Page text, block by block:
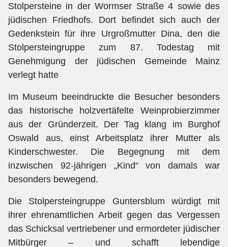
Stolpersteine in der Wormser Straße 4 sowie des
jüdischen Friedhofs. Dort befindet sich auch der
Gedenkstein für ihre Urgroßmutter Dina, den die
Stolpersteingruppe zum 87. Todestag mit
Genehmigung der jüdischen Gemeinde Mainz
verlegt hatte
Im Museum beeindruckte die Besucher besonders
das historische holzvertäfelte Weinprobierzimmer
aus der Gründerzeit. Der Tag klang im Burghof
Oswald aus, einst Arbeitsplatz ihrer Mutter als
Kinderschwester. Die Begegnung mit dem
inzwischen 92-jährigen „Kind“ von damals war
besonders bewegend.
Die Stolpersteingruppe Guntersblum würdigt mit
ihrer ehrenamtlichen Arbeit gegen das Vergessen
das Schicksal vertriebener und ermordeter jüdischer
Mitbürger – und schafft lebendige